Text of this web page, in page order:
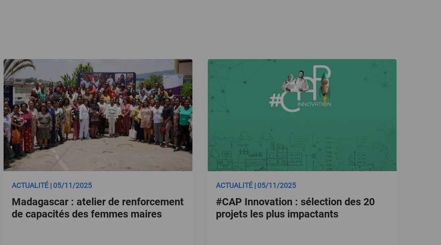
ACTUALITÉ | 05/11/2025
Madagascar : atelier de renforcement
de capacités des femmes maires
ACTUALITÉ | 05/11/2025
#CAP Innovation : sélection des 20
projets les plus impactants